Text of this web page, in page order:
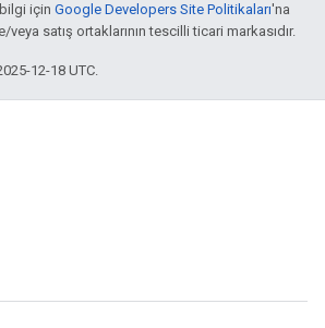
bilgi için Google Developers Site Politikaları'na
veya satış ortaklarının tescilli ticari markasıdır.
12-18 UTC.